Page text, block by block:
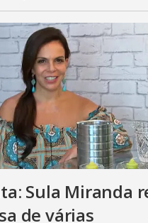
Sula Miranda
de várias